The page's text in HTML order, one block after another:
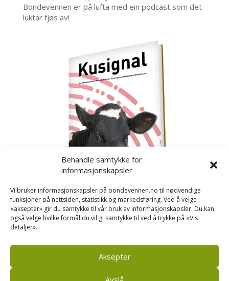
Behandle samtykke for
informasjonskapsler
Vi bruker informasjonskapsler på bondevennen.no til nødvendige
funksjoner på nettsiden, statistikk og markedsføring. Ved å velge
«aksepter» gir du samtykke til vår bruk av informasjonskapsler. Du kan
også velge hvilke formål du vil gi samtykke til ved å trykke på «Vis
detaljer».
Aksepter
Bondevennen er på lufta med ein podcast som det
luktar fjøs av!
Kusignal
om kusignal i eit eige hefte.